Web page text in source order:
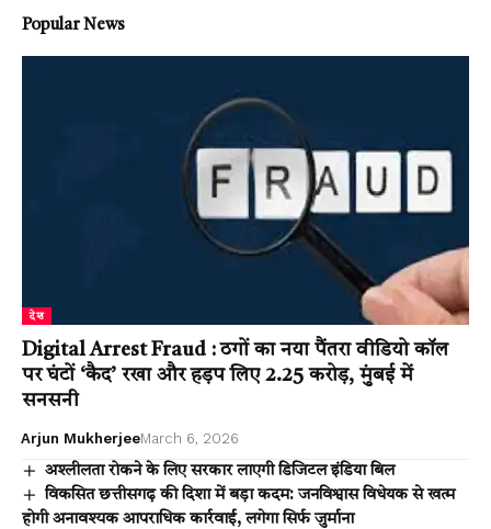
Popular News
देश
Digital Arrest Fraud : ठगों का नया पैंतरा वीडियो कॉल
पर घंटों ‘कैद’ रखा और हड़प लिए ₹2.25 करोड़, मुंबई में
सनसनी
Arjun MukherjeeMarch 6, 2026
अश्लीलता रोकने के लिए सरकार लाएगी डिजिटल इंडिया बिल
विकसित छत्तीसगढ़ की दिशा में बड़ा कदम: जनविश्वास विधेयक से खत्म
होगी अनावश्यक आपराधिक कार्रवाई, लगेगा सिर्फ जुर्माना